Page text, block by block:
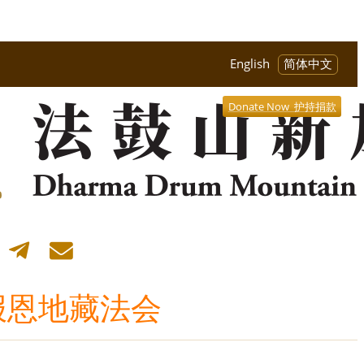
English 简体中文
Donate Now 护持捐款
地藏法会